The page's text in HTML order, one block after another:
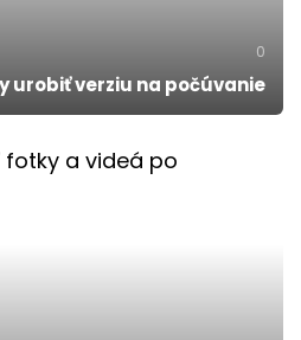
0
urobiť verziu na počúvanie